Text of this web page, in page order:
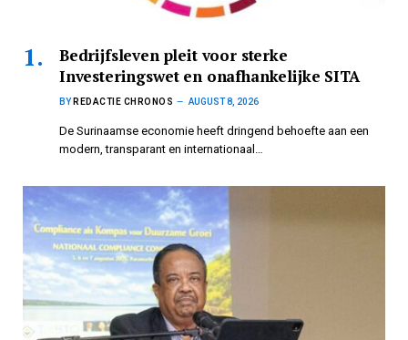
Bedrijfsleven pleit voor sterke
Investeringswet en onafhankelijke SITA
BY REDACTIE CHRONOS AUGUST 8, 2026
De Surinaamse economie heeft dringend behoefte aan een
modern, transparant en internationaal…